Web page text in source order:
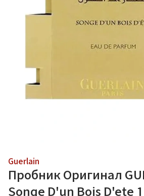
Guerlain
Пробник Оригинал
Songe D'un Bois D'ete